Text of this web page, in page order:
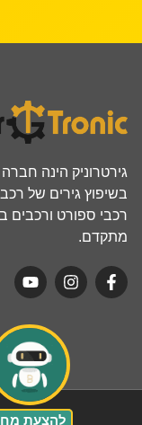
להצעת
גירטרוניק הינה
בשיפוץ גירים של
רכבי ספורט ורכבים
מתקדם.